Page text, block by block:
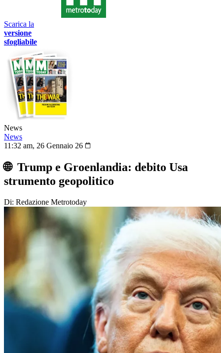
Scarica la
versione
sfogliabile
News
News
11:32 am, 26 Gennaio 26
🌐 Trump e Groenlandia: debito Usa
strumento geopolitico
Di: Redazione Metrotoday